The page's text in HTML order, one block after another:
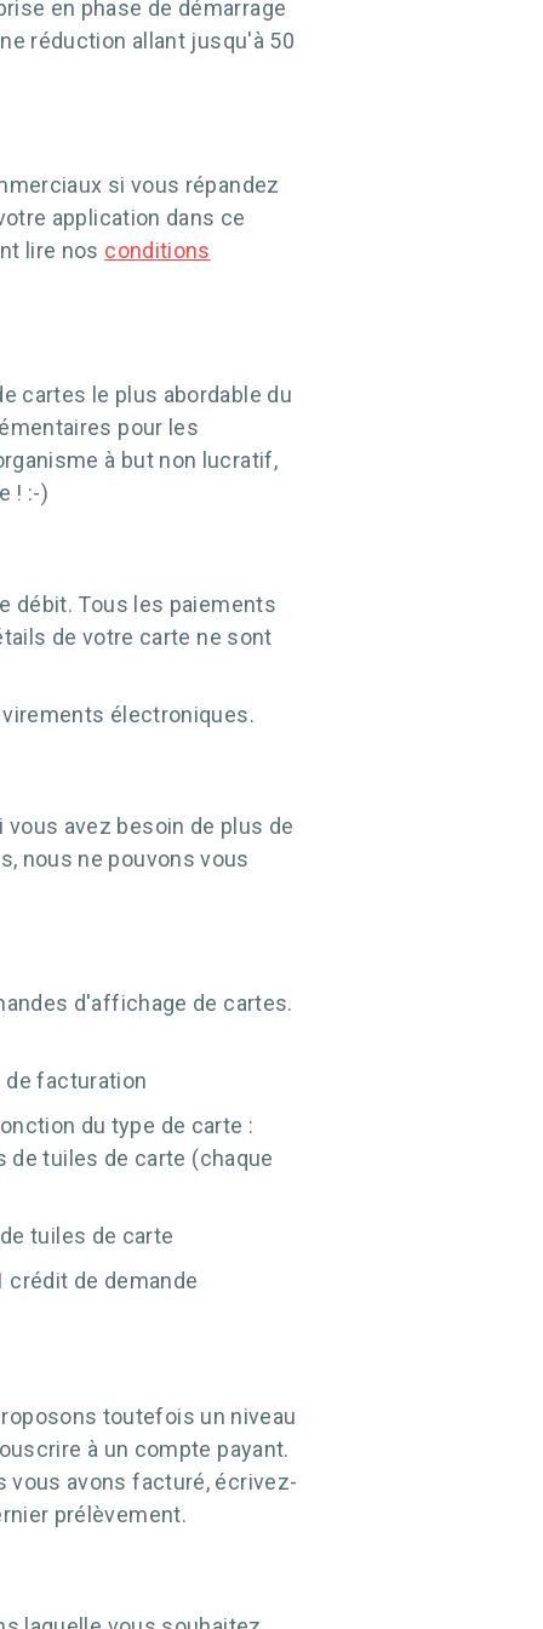
en phase de démarrage
réduction allant jusqu'à 50
si vous répandez
application dans ce
lire nos conditions
cartes le plus abordable du
pour les
à but non lucratif,
! :-)
débit. Tous les paiements
de votre carte ne sont
électroniques.
avez besoin de plus de
nous ne pouvons vous
d'affichage de cartes.
de facturation
du type de carte :
de tuiles de carte (chaque
tuiles de carte
crédit de demande
toutefois un niveau
à un compte payant.
vous avons facturé, écrivez-
prélèvement.